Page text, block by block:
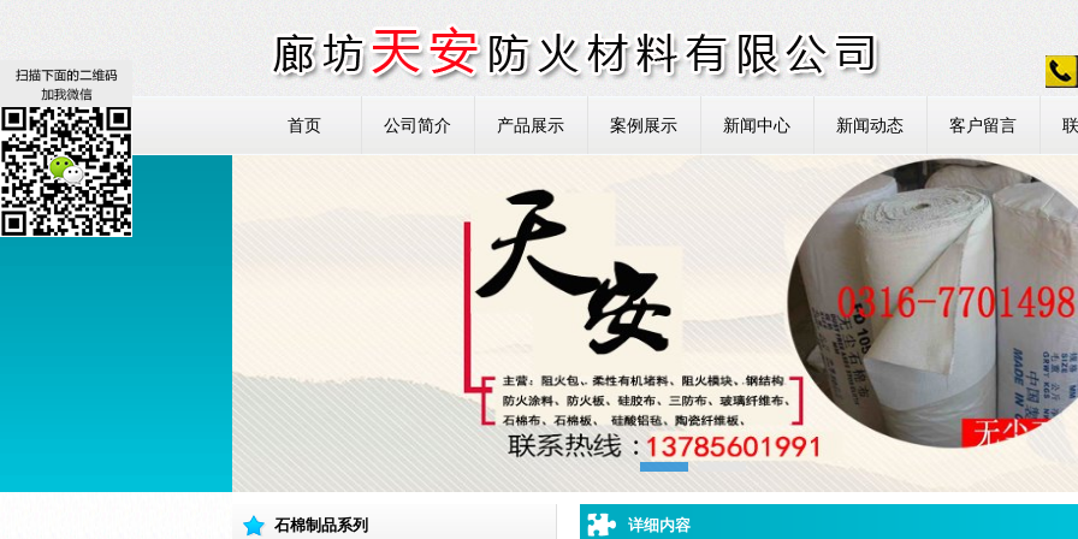
首页 公司简介 产品展示 案例展示 新闻中心 新闻动态 客户留言
石棉制品系列 详细内容